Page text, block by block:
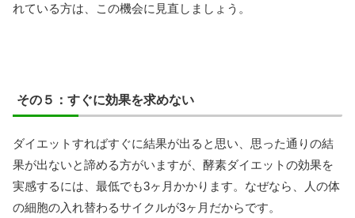
れている方は、この機会に見直しましょう。
その５：すぐに効果を求めない
ダイエットすればすぐに結果が出ると思い、思った通りの結
果が出ないと諦める方がいますが、酵素ダイエットの効果を
実感するには、最低でも3ヶ月かかります。なぜなら、人の体
の細胞の入れ替わるサイクルが3ヶ月だからです。